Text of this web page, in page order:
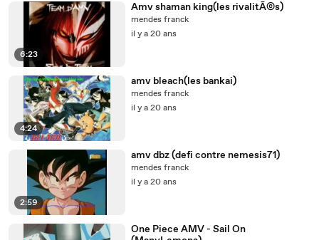
6:23
Amv shaman king(les rivalitÃ©s)
mendes franck
il y a 20 ans
4:24
amv bleach(les bankai)
mendes franck
il y a 20 ans
2:59
amv dbz (defi contre nemesis71)
mendes franck
il y a 20 ans
One Piece AMV - Sail On